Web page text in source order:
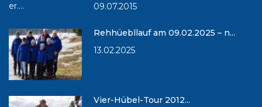
09.07.2015
Rehhüebllauf am 09.02.2025 – n...
13.02.2025
Vier-Hübel-Tour 2012...